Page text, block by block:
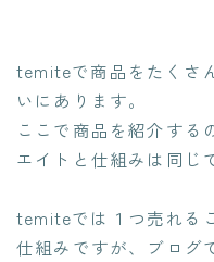
temiteで商品をたくさ
いにあります。
ここで商品を紹介する
エイトと仕組みは同じ
temiteでは１つ売れる
仕組みですが、ブログ